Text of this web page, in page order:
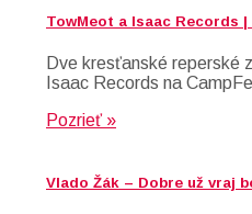
TowMeot a Isaac Records |
Dve kresťanské reperské
Isaac Records na
Pozrieť »
Vlado Žák – Dobre už vraj